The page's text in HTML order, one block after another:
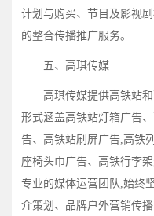
计划与购买、节目及影视
的整合传播推广服务。
五、高琪传媒
高琪传媒提供高铁站
形式涵盖高铁站灯箱广告
告、高铁站刷屏广告,高铁
座椅头巾广告、高铁行李
专业的媒体运营团队,始终
介策划、品牌户外营销传